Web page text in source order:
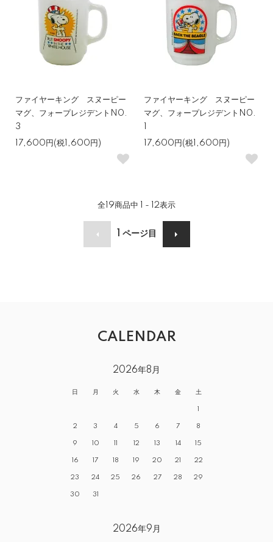
ファイヤーキング スヌーピー
マグ、フォープレジデントN0.
3
17,600円(税1,600円)
ファイヤーキング スヌーピー
マグ、フォープレジデントN0.
17,600円(税1,600円)
全 19商品中 1 - 12表示
ページ目
CALENDAR
2026年8月
日 月 火 水 木 金 土
1
2 3 4 5 6 7 8
9 10 11 12 13 14 15
16 17 18 19 20 21 22
23 24 25 26 27 28 29
30 31
2026年9月